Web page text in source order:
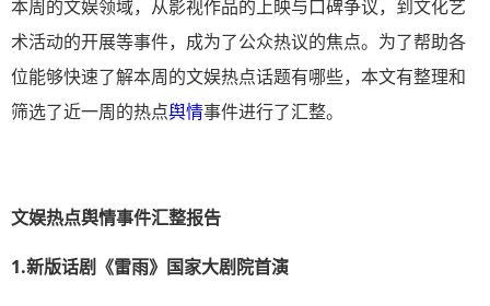
本周的文娱领域，从影视作品的上映与口碑争议，到文化艺
术活动的开展等事件，成为了公众热议的焦点。为了帮助各
位能够快速了解本周的文娱热点话题有哪些，本文有整理和
筛选了近一周的热点舆情事件进行了汇整。
文娱热点舆情事件汇整报告
1.新版话剧《雷雨》国家大剧院首演